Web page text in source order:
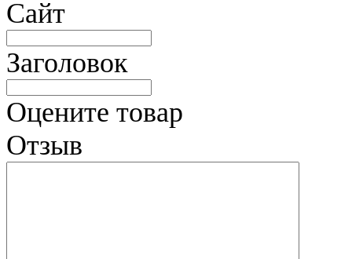
Сайт
Заголовок
Оцените товар
Отзыв